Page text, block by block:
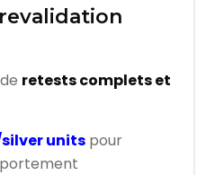
retests complets et
units pour